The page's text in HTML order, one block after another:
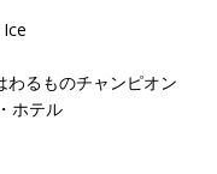
わるものチャンピオン
ホテル